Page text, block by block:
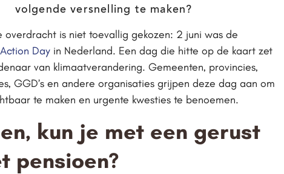
volgende versnelling te maken?
overdracht is niet toevallig gekozen: 2 juni was de
Day in Nederland. Een dag die hitte op de kaart zet
van klimaatverandering. Gemeenten, provincies,
GGD’s en andere organisaties grijpen deze dag aan om
te maken en urgente kwesties te benoemen.
kun je met een gerust
pensioen?